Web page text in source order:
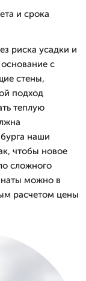
и срока
риска усадки и
с
стены,
подход
теплую
наши
чтобы новое
сложного
можно в
расчетом цены